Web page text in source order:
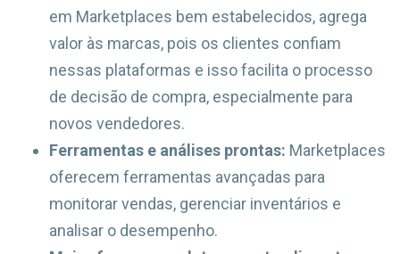
em Marketplaces bem estabelecidos, agrega
valor às marcas, pois os clientes confiam
nessas plataformas e isso facilita o processo
de decisão de compra, especialmente para
novos vendedores.
Ferramentas e análises prontas: Marketplaces
oferecem ferramentas avançadas para
monitorar vendas, gerenciar inventários e
analisar o desempenho.